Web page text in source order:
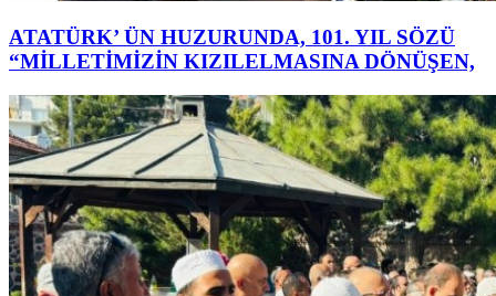
ATATÜRK’ ÜN HUZURUNDA, 101. YIL SÖZÜ
“MİLLETİMİZİN KIZILELMASINA DÖNÜŞEN,